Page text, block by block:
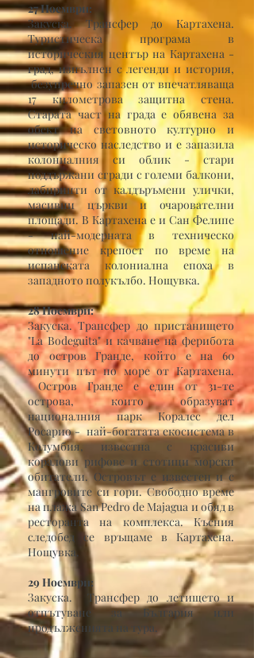
27 Ноември:
Закуска. Трансфер до Картахена.
Туристическа програма в
историческия център на Картахена -
град, изпълнен с легенди и история,
безупречно запазен от впечатляваща
17 километрова защитна стена.
Старата част на града е обявена за
обект на световното културно и
историческо наследство и е запазила
колониалния си облик - стари
поддържани сгради с големи балкони,
лабиринти от калдъръмени улички,
масивни църкви и очарователни
площади. В Картахена е и Сан Фелипе
- най-модерната в техническо
отношение крепост по време на
испанската колониална епоха в
западното полукълбо. Нощувка.
28 Ноември:
Закуска. Трансфер до пристанището
"La Bodeguita" и качване на ферибота
до остров Гранде, който е на 60
минути път по море от Картахена.
Остров Гранде е един от 31-те
острова, които образуват
националния парк Коралес дел
Росарио - най-богатата екосистема в
Колумбия, известна с красиви
коралови рифове и стотици морски
обитатели. Островът е известен и с
мангровите си гори. Свободно време
на плажа San Pedro de Majagua и обяд в
ресторанта на комплекса. Късния
следобед се връщаме в Картахена.
Нощувка.
29 Ноември:
Закуска. Трансфер до летището и
отпътуване за България или
продълженията на тура.